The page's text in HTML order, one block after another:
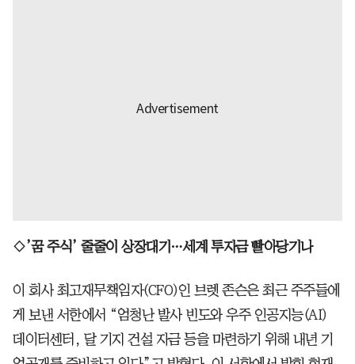
◇’꿈 주식’ 줄줄이 상장대기…세계 투자금 빨아당기나
이 회사 최고재무책임자(CFO)인 브렛 존슨은 최근 주주들에
게 보낸 서한에서 “엄청난 발사 빈도와 우주 인공지능(AI)
데이터센터, 달 기지 건설 자금 등을 마련하기 위해 내년 기